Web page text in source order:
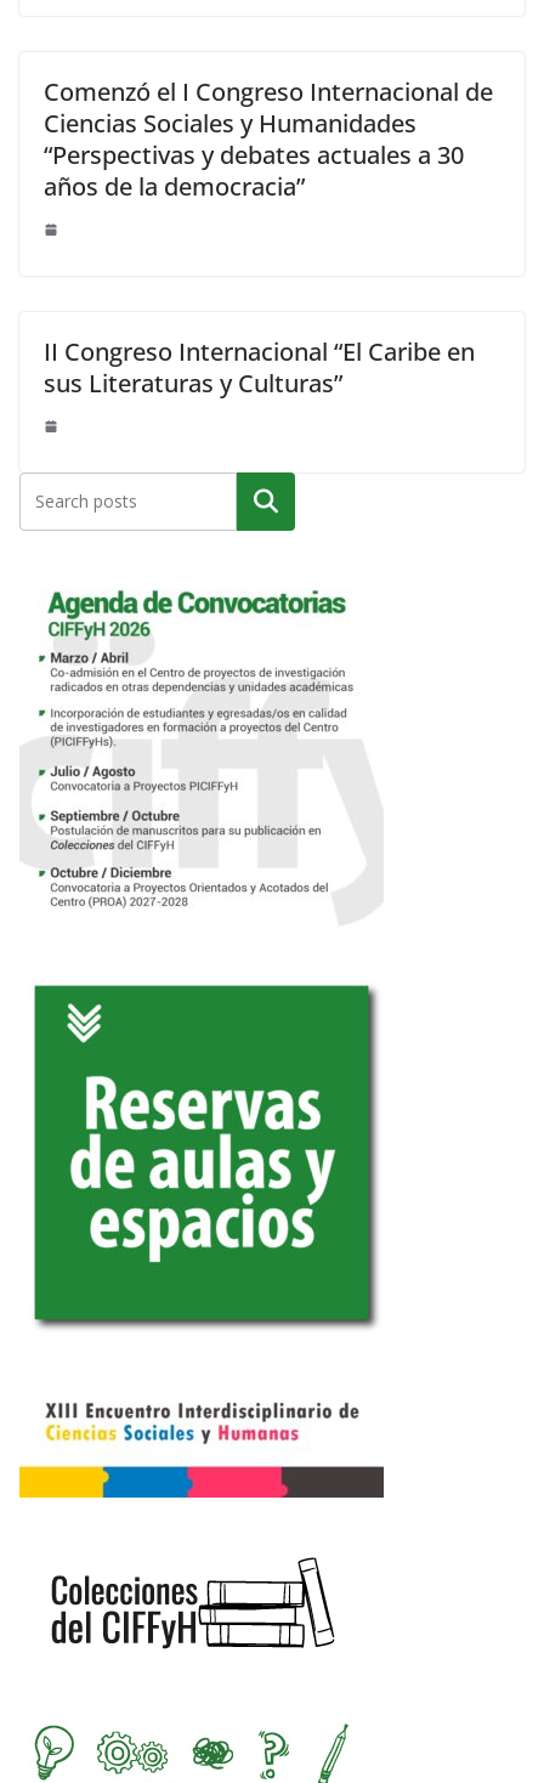
Comenzó el I Congreso Internacional de
Ciencias Sociales y Humanidades
“Perspectivas y debates actuales a 30
años de la democracia”
II Congreso Internacional “El Caribe en
sus Literaturas y Culturas”
Buscar